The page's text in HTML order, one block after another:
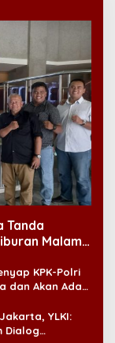
Tanda
Malam
KPK-Polri
dan Akan Ada
YLKI:
Dialog